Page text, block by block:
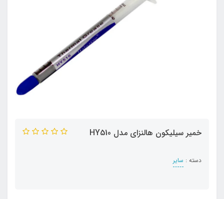
خمیر سیلیکون هالنزای مدل HY510
دسته : سایر